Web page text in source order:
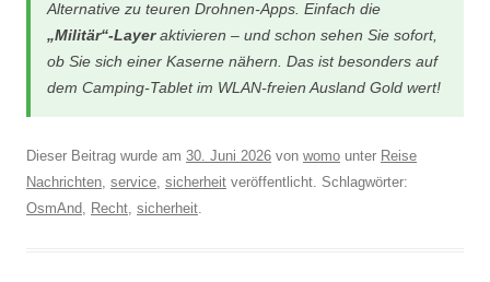
Alternative zu teuren Drohnen-Apps. Einfach die
„Militär“-Layeraktivieren – und schon sehen Sie sofort,
ob Sie sich einer Kaserne nähern. Das ist besonders auf
dem Camping-Tablet im WLAN-freien Ausland Gold wert!
Dieser Beitrag wurde am 30. Juni 2026 von womo unter Reise
Nachrichten, service, sicherheit veröffentlicht. Schlagwörter:
OsmAnd, Recht, sicherheit.